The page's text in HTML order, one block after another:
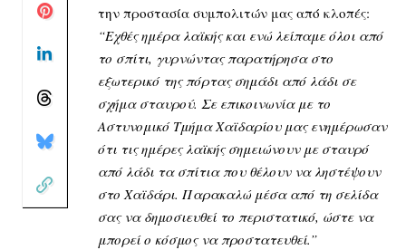
την προστασία συμπολιτών μας από κλοπές:
“Εχθές ημέρα λαϊκής και ενώ λείπαμε όλοι από
το σπίτι, γυρνώντας παρατήρησα στο
εξωτερικό της πόρτας σημάδι από λάδι σε
σχήμα σταυρού. Σε επικοινωνία με το
Αστυνομικό Τμήμα Χαϊδαρίου μας ενημέρωσαν
ότι τις ημέρες λαϊκής σημειώνουν με σταυρό
από λάδι τα σπίτια που θέλουν να ληστέψουν
στο Χαϊδάρι. Παρακαλώ μέσα από τη σελίδα
σας να δημοσιευθεί το περιστατικό, ώστε να
μπορεί ο κόσμος να προστατευθεί.”